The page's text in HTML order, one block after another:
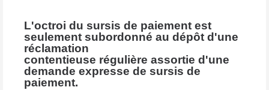
L'octroi du sursis de paiement est
seulement subordonné au dépôt d'une
réclamation
contentieuse régulière assortie d'une
demande expresse de sursis de
paiement.